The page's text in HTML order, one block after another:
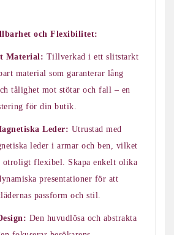
och Flexibilitet:
Material: Tillverkad i ett slitstarkt
material som garanterar lång
tålighet mot stötar och fall – en
för din butik.
Leder: Utrustad med
leder i armar och ben, vilket
otroligt flexibel. Skapa enkelt olika
presentationer för att
passform och stil.
Den huvudlösa och abstrakta